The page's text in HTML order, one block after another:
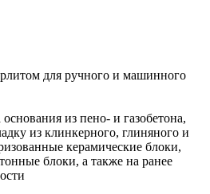
для ручного и машинного
из пено- и газобетона,
из клинкерного, глиняного и
керамические блоки,
блоки, а также на ранее